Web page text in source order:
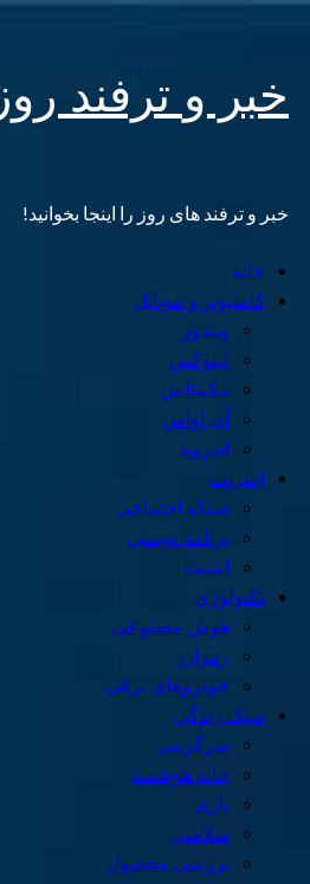
content
خبر و ترفند روز
خبر و ترفند های روز را اینجا بخوانید!
Primary
Menu
خانه
کامپیوتر و موبایل
ویندوز
لینوکس
مکینتاش
آی اواس
اندروید
اینترنت
شبکه اجتماعی
برنامه نویسی
امنیت
تکنولوژی
هوش مصنوعی
رمزارز
خودروهای برقی
سبک زندگی
سرگرمی
خانه هوشمند
بازی
سلامتی
بررسی محصول